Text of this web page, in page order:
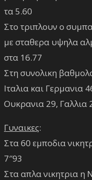
τα 5.60
Στο τριπλουν ο
με σταθερα υψηλα
στα 16.77
Στη συνολικη
Ιταλια και Γερμανια
Ουκρανια 29, Γαλλια
Γυναικες:
Στα 60 εμποδια
7″93
Στα απλα νικητρια η